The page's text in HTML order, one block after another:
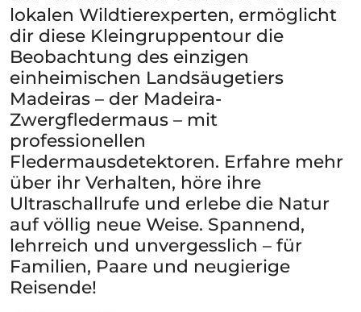
lokalen Wildtierexperten, ermöglicht
dir diese Kleingruppentour die
Beobachtung des einzigen
einheimischen Landsäugetiers
Madeiras – der Madeira-
Zwergfledermaus – mit
professionellen
Fledermausdetektoren. Erfahre mehr
über ihr Verhalten, höre ihre
Ultraschallrufe und erlebe die Natur
auf völlig neue Weise. Spannend,
lehrreich und unvergesslich – für
Familien, Paare und neugierige
Reisende!